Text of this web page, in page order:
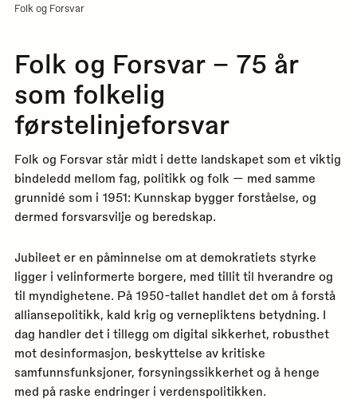
Folk og Forsvar
Folk og Forsvar – 75 år
som folkelig
førstelinjeforsvar
Folk og Forsvar står midt i dette landskapet som et viktig
bindeledd mellom fag, politikk og folk — med samme
grunnidé som i 1951: Kunnskap bygger forståelse, og
dermed forsvarsvilje og beredskap.
Jubileet er en påminnelse om at demokratiets styrke
ligger i velinformerte borgere, med tillit til hverandre og
til myndighetene. På 1950-tallet handlet det om å forstå
alliansepolitikk, kald krig og vernepliktens betydning. I
dag handler det i tillegg om digital sikkerhet, robusthet
mot desinformasjon, beskyttelse av kritiske
samfunnsfunksjoner, forsyningssikkerhet og å henge
med på raske endringer i verdenspolitikken.